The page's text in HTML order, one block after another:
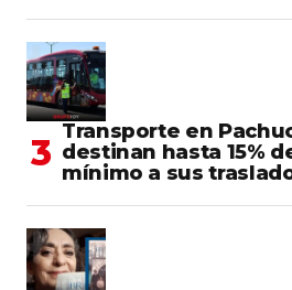
Transporte en
destinan hasta 15%
mínimo a sus